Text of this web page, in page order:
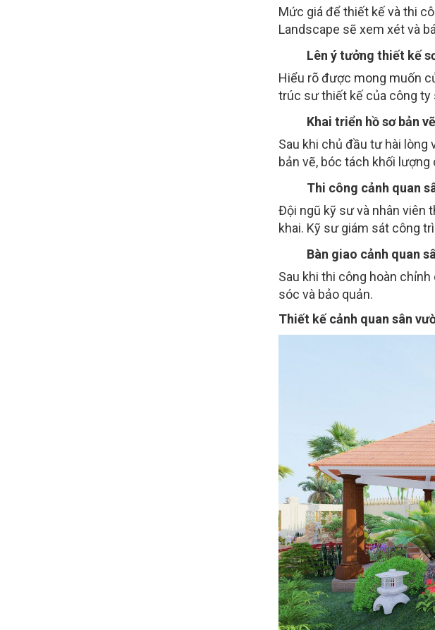
Mức giá để thiết kế và thi
Landscape sẽ xem xét và
Lên ý tưởng thiết kế
Hiểu rõ được mong muốn
trúc sư thiết kế của công ty
Khai triển hồ sơ bản
Sau khi chủ đầu tư hài lòng
bản vẽ, bóc tách khối
Thi công cảnh quan
Đội ngũ kỹ sư và nhân viên
khai. Kỹ sư giám sát công
Bàn giao cảnh quan
Sau khi thi công hoàn
sóc và bảo quản.
Thiết kế cảnh quan sân